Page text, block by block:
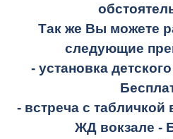
Так же Вы можете
следующие
- установка
- встреча с табличкой
ЖД вокзале -